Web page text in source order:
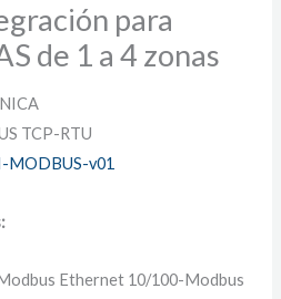
para
de 1 a 4 zonas
TCP-RTU
MODBUS-v01
Ethernet 10/100-Modbus